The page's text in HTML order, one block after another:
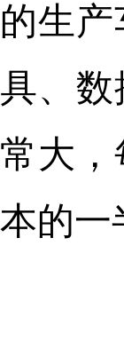
的生
具、
常大
本的一